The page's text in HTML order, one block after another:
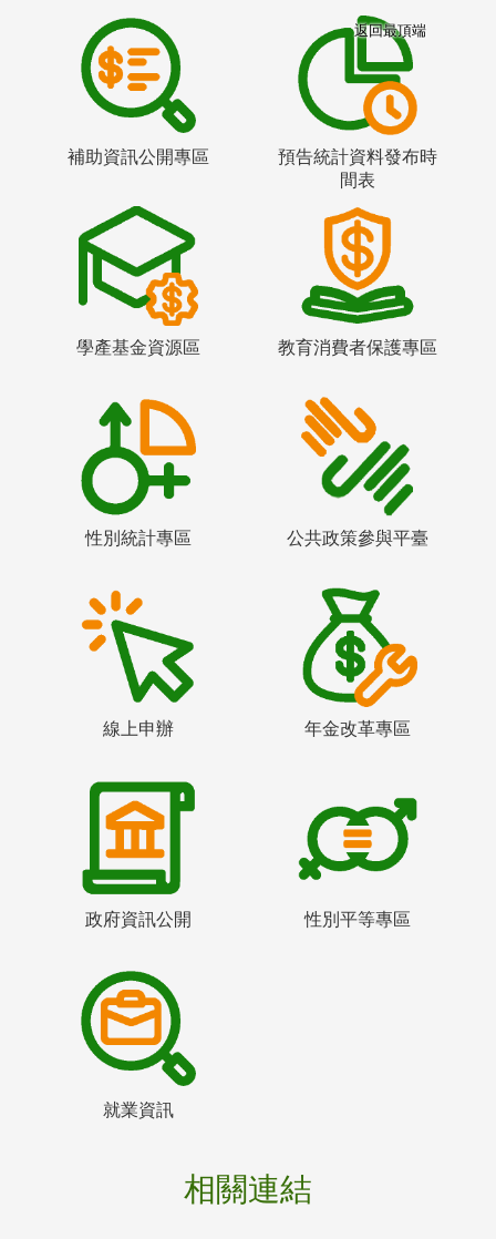
補助資訊公開專區
預告統計資料發布時
間表
學產基金資源區 教育消費者保護專區
性別統計專區 公共政策參與平臺
線上申辦 年金改革專區
政府資訊公開 性別平等專區
就業資訊
相關連結
返回最頂端